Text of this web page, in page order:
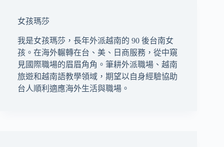
女孩瑪莎
我是女孩瑪莎，長年外派越南的 90 後台南女
孩。在海外輾轉在台、美、日商服務，從中窺
見國際職場的眉眉角角。筆耕外派職場、越南
旅遊和越南語教學領域，期望以自身經驗協助
台人順利適應海外生活與職場。